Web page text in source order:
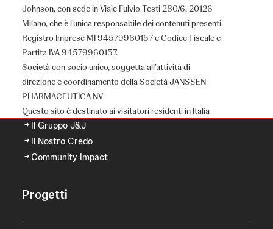
Johnson, con sede in Viale Fulvio Testi 280/6, 20126
Milano, che è l’unica responsabile dei contenuti presenti.
Registro Imprese MI 94579960157 e Codice Fiscale e
Partita IVA 94579960157.
Società con socio unico, soggetta all’attività di
direzione e coordinamento della Società JANSSEN
PHARMACEUTICA NV
Questo sito è destinato ai visitatori residenti in Italia
Chi siamo
Il Gruppo J&J
Il Nostro Credo
Community Impact
Progetti